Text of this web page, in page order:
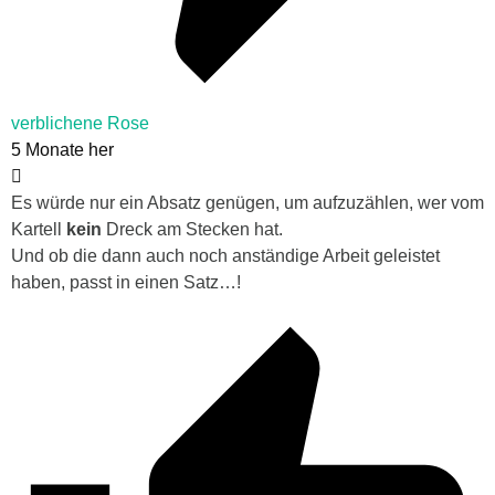
verblichene Rose
5 Monate her
Es würde nur ein Absatz genügen, um aufzuzählen, wer vom
Kartell
kein Dreck am Stecken hat.
Und ob die dann auch noch anständige Arbeit geleistet
haben, passt in einen Satz…!